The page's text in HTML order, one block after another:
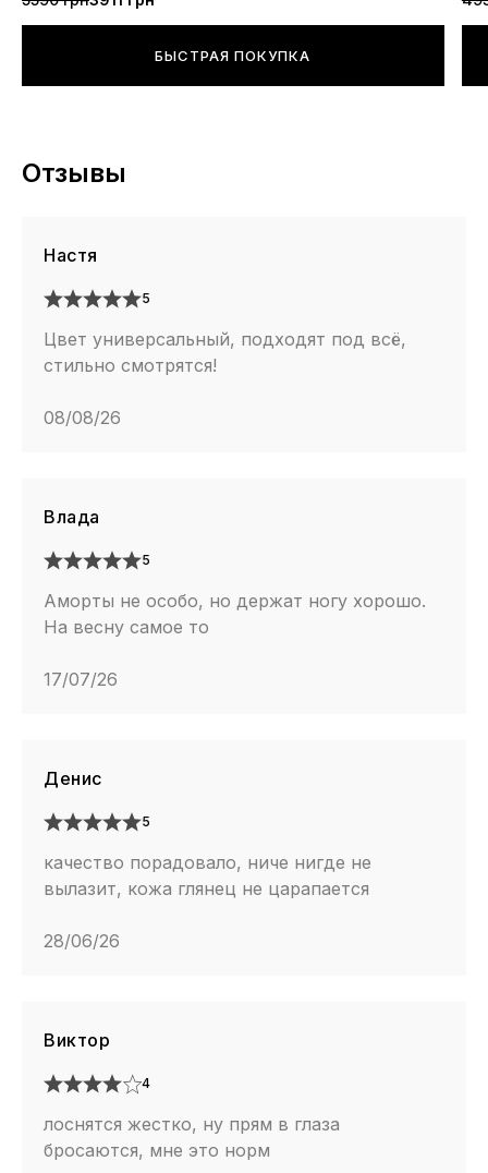
БЫСТРАЯ ПОКУПКА
Отзывы
Настя
5
Цвет универсальный, подходят под всё,
стильно смотрятся!
08/08/26
Влада
5
Аморты не особо, но держат ногу хорошо.
На весну самое то
17/07/26
Денис
5
качество порадовало, ниче нигде не
вылазит, кожа глянец не царапается
28/06/26
Виктор
4
лоснятся жестко, ну прям в глаза
бросаются, мне это норм